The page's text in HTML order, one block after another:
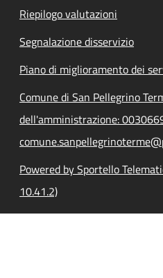
Riepilogo valutazioni
Segnalazione disservizio
Piano di miglioramento dei
Comune di San Pellegrino
dell'amministrazione:
Powered by Sportello
10.41.2)